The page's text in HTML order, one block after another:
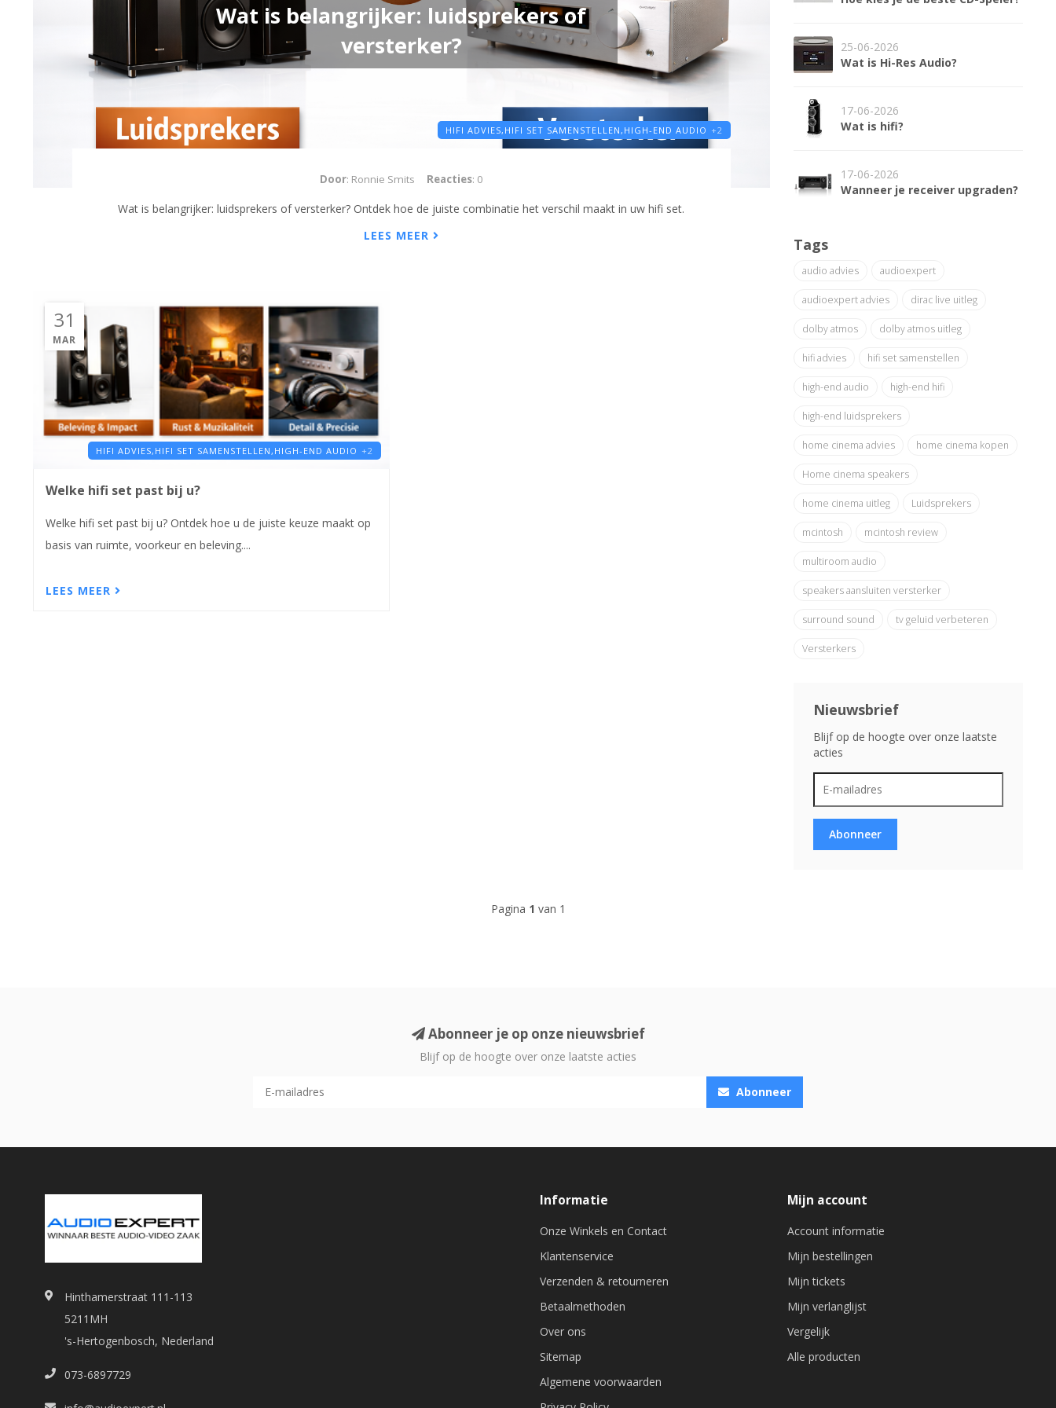
Wat is belangrijker: luidsprekers of
versterker?
HIFI ADVIES, HIFI SET SAMENSTELLEN, HIGH-END AUDIO +2
Door: Ronnie Smits Reacties: 0
Wat is belangrijker: luidsprekers of versterker? Ontdek hoe de juiste combinatie het verschil maakt in uw hifi set.
LEES MEER
31
MAR
HIFI ADVIES, HIFI SET SAMENSTELLEN, HIGH-END AUDIO +2
Welke hifi set past bij u?
Welke hifi set past bij u? Ontdek hoe u de juiste keuze maakt op
basis van ruimte, voorkeur en beleving....
LEES MEER
25-06-2026
Wat is Hi-Res Audio?
17-06-2026
Wat is hifi?
17-06-2026
Wanneer je receiver upgraden?
Tags
audio advies audioexpert
audioexpert advies dirac live uitleg
dolby atmos dolby atmos uitleg
hifi advies hifi set samenstellen
high-end audio high-end hifi
high-end luidsprekers
home cinema advies home cinema kopen
Home cinema speakers
home cinema uitleg Luidsprekers
mcintosh mcintosh review
multiroom audio
speakers aansluiten versterker
surround sound tv geluid verbeteren
Versterkers
Nieuwsbrief
Blijf op de hoogte over onze laatste
acties
Abonneer
Pagina 1 van 1
Abonneer je op onze nieuwsbrief
Blijf op de hoogte over onze laatste acties
Abonneer
Hinthamerstraat 111-113
5211MH
's-Hertogenbosch, Nederland
073-6897729
Informatie
Onze Winkels en Contact
Klantenservice
Verzenden & retourneren
Betaalmethoden
Over ons
Sitemap
Algemene voorwaarden
Mijn account
Account informatie
Mijn bestellingen
Mijn tickets
Mijn verlanglijst
Vergelijk
Alle producten